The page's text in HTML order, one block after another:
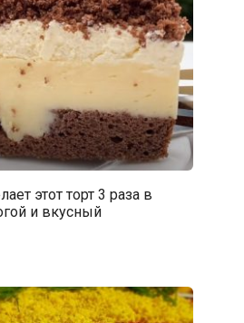
этот торт 3 раза в
и вкусный